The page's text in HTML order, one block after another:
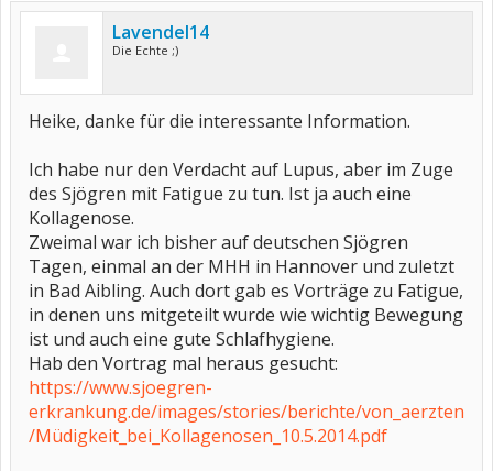
Lavendel14
Die Echte ;)
Heike, danke für die interessante Information.
Ich habe nur den Verdacht auf Lupus, aber im Zuge
des Sjögren mit Fatigue zu tun. Ist ja auch eine
Kollagenose.
Zweimal war ich bisher auf deutschen Sjögren
Tagen, einmal an der MHH in Hannover und zuletzt
in Bad Aibling. Auch dort gab es Vorträge zu Fatigue,
in denen uns mitgeteilt wurde wie wichtig Bewegung
ist und auch eine gute Schlafhygiene.
Hab den Vortrag mal heraus gesucht:
https://www.sjoegren-
erkrankung.de/images/stories/berichte/von_aerzten
/Müdigkeit_bei_Kollagenosen_10.5.2014.pdf